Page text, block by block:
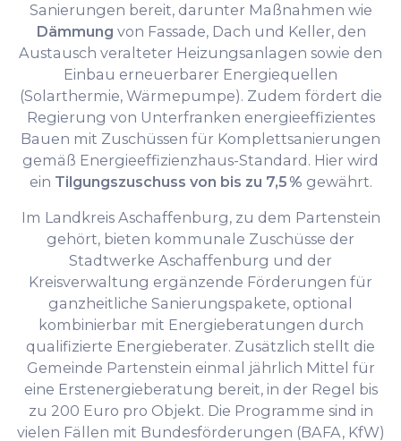
Sanierungen bereit, darunter Maßnahmen wie
Dämmung von Fassade, Dach und Keller, den
Austausch veralteter Heizungsanlagen sowie den
Einbau erneuerbarer Energiequellen
(Solarthermie, Wärmepumpe). Zudem fördert die
Regierung von Unterfranken energieeffizientes
Bauen mit Zuschüssen für Komplettsanierungen
gemäß Energieeffizienzhaus-Standard. Hier wird
ein Tilgungszuschuss von bis zu 7,5 % gewährt.
Im Landkreis Aschaffenburg, zu dem Partenstein
gehört, bieten kommunale Zuschüsse der
Stadtwerke Aschaffenburg und der
Kreisverwaltung ergänzende Förderungen für
ganzheitliche Sanierungspakete, optional
kombinierbar mit Energieberatungen durch
qualifizierte Energieberater. Zusätzlich stellt die
Gemeinde Partenstein einmal jährlich Mittel für
eine Erstenergieberatung bereit, in der Regel bis
zu 200 Euro pro Objekt. Die Programme sind in
vielen Fällen mit Bundesförderungen (BAFA, KfW)